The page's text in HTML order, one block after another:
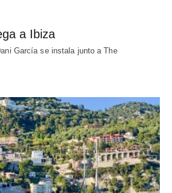
a Ibiza
García se instala junto a The